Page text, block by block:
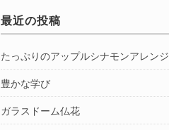
最近の投稿
たっぷりのアップルシナモンアレンジ
豊かな学び
ガラスドーム仏花